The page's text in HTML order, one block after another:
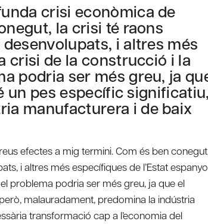
crisi econòmica de
la crisi té raons
i altres més
crisi de la construcció i la
podria ser més greu, ja
un pes específic significatiu,
manufacturera i de baix
efectes a mig termini. Com és ben
i altres més específiques de l’Estat
problema podria ser més greu, ja que el
malauradament, predomina la indústria
transformació cap a l’economia del